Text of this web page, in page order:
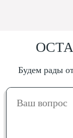
Будем рады